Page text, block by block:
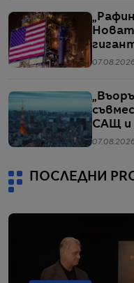
САЩ и
ПОСЛЕДНИ